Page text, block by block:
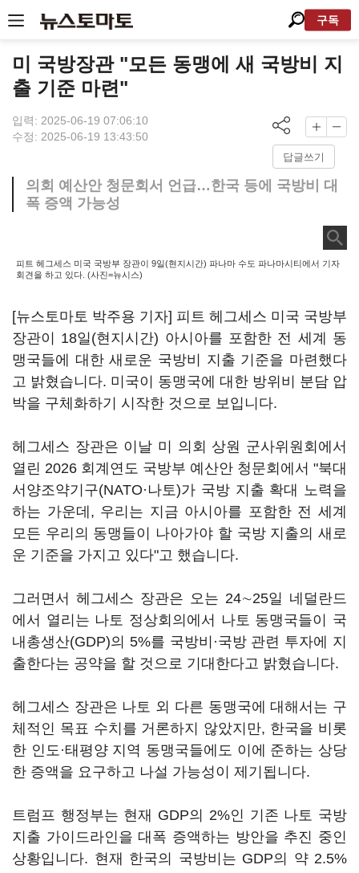
구독
미 국방장관 "모든 동맹에 새 국방비 지
출 기준 마련"
입력: 2025-06-19 07:06:10
수정: 2025-06-19 13:43:50
답글쓰기
의회 예산안 청문회서 언급…한국 등에 국방비 대
폭 증액 가능성
피트 헤그세스 미국 국방부 장관이 9일(현지시간) 파나마 수도 파나마시티에서 기자
회견을 하고 있다. (사진=뉴시스)
[뉴스토마토 박주용 기자] 피트 헤그세스 미국 국방부
장관이 18일(현지시간) 아시아를 포함한 전 세계 동
맹국들에 대한 새로운 국방비 지출 기준을 마련했다
고 밝혔습니다. 미국이 동맹국에 대한 방위비 분담 압
박을 구체화하기 시작한 것으로 보입니다.
헤그세스 장관은 이날 미 의회 상원 군사위원회에서
열린 2026 회계연도 국방부 예산안 청문회에서 "북대
서양조약기구(NATO·나토)가 국방 지출 확대 노력을
하는 가운데, 우리는 지금 아시아를 포함한 전 세계
모든 우리의 동맹들이 나아가야 할 국방 지출의 새로
운 기준을 가지고 있다"고 했습니다.
그러면서 헤그세스 장관은 오는 24∼25일 네덜란드
에서 열리는 나토 정상회의에서 나토 동맹국들이 국
내총생산(GDP)의 5%를 국방비·국방 관련 투자에 지
출한다는 공약을 할 것으로 기대한다고 밝혔습니다.
헤그세스 장관은 나토 외 다른 동맹국에 대해서는 구
체적인 목표 수치를 거론하지 않았지만, 한국을 비롯
한 인도·태평양 지역 동맹국들에도 이에 준하는 상당
한 증액을 요구하고 나설 가능성이 제기됩니다.
트럼프 행정부는 현재 GDP의 2%인 기존 나토 국방
지출 가이드라인을 대폭 증액하는 방안을 추진 중인
상황입니다. 현재 한국의 국방비는 GDP의 약 2.5%